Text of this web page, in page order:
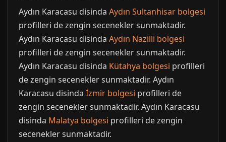
Aydın Karacasu disinda Aydın Sultanhisar bolgesi
profilleri de zengin secenekler sunmaktadir.
Aydın Karacasu disinda Aydın Nazilli bolgesi
profilleri de zengin secenekler sunmaktadir.
Aydın Karacasu disinda Kütahya bolgesi profilleri
de zengin secenekler sunmaktadir. Aydın
Karacasu disinda İzmir bolgesi profilleri de
zengin secenekler sunmaktadir. Aydın Karacasu
disinda Malatya bolgesi profilleri de zengin
secenekler sunmaktadir.